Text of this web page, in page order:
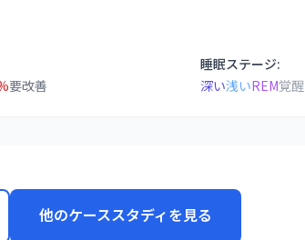
要改善
睡眠ステージ:
深い浅いREM覚醒
他のケーススタディを見る